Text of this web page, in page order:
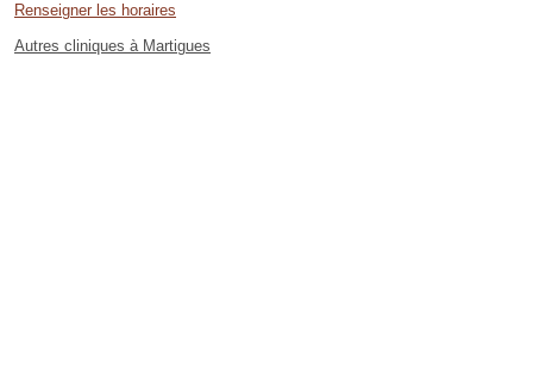
Renseigner les horaires
Autres cliniques à Martigues